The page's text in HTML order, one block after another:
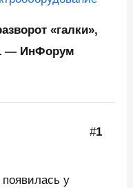
«галки»,
— ИнФорум
#1
у